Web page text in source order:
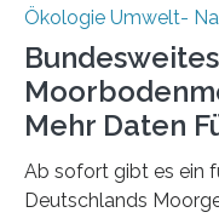
Ökologie Umwelt-
Bundesweites
Mehr Daten
Ab sofort gibt es ein
Deutschlands